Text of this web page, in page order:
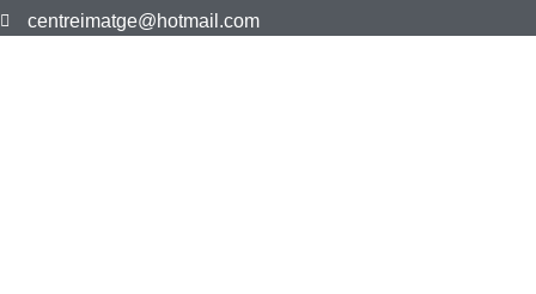
centreimatge@hotmail.com